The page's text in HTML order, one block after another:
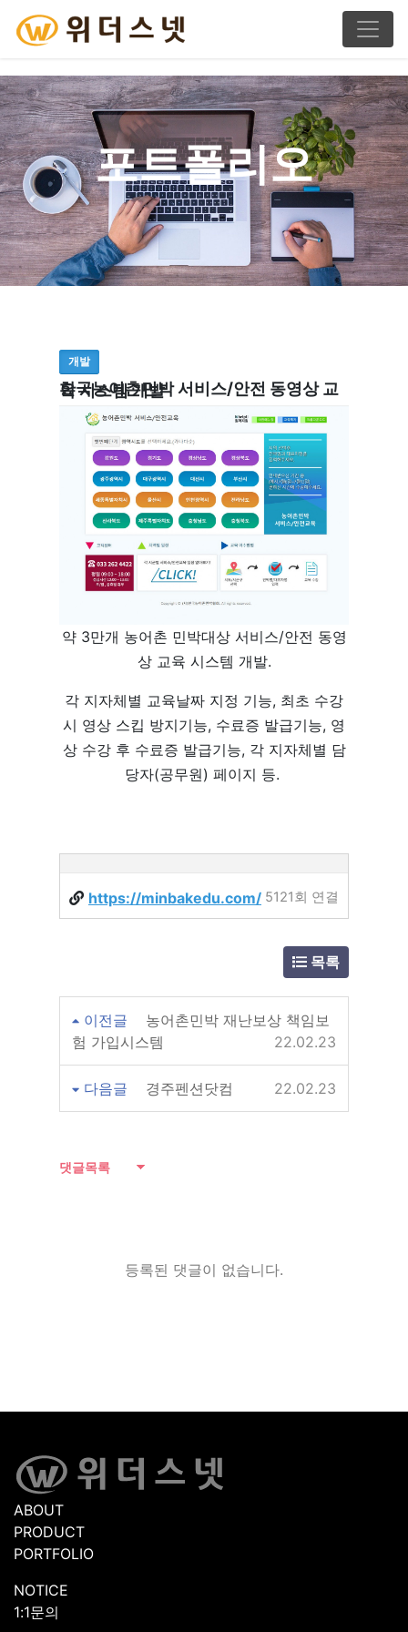
포트폴리오
개발
한국농어촌민박 서비스/안전 동영상 교육 시스템 개발
약 3만개 농어촌 민박대상 서비스/안전 동영
상 교육 시스템 개발.
각 지자체별 교육날짜 지정 기능, 최초 수강
시 영상 스킵 방지기능, 수료증 발급기능, 영
상 수강 후 수료증 발급기능, 각 지자체별 담
당자(공무원) 페이지 등.
https://minbakedu.com/ 5121회 연결
목록
이전글
농어촌민박 재난보상 책임보
험 가입시스템
22.02.23
다음글 경주펜션닷컴 22.02.23
댓글목록
등록된 댓글이 없습니다.
ABOUT
PRODUCT
PORTFOLIO
NOTICE
1:1문의